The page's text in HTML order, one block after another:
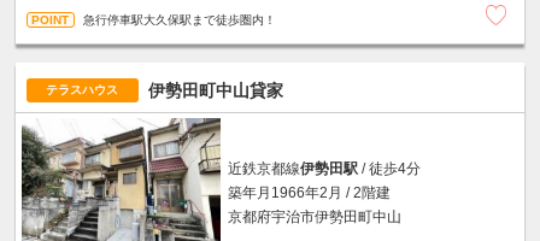
急行停車駅大久保駅まで徒歩圏内！
テラスハウス 伊勢田町中山貸家
近鉄京都線伊勢田駅/ 徒歩4分
築年月1966年2月 / 2階建
京都府宇治市伊勢田町中山